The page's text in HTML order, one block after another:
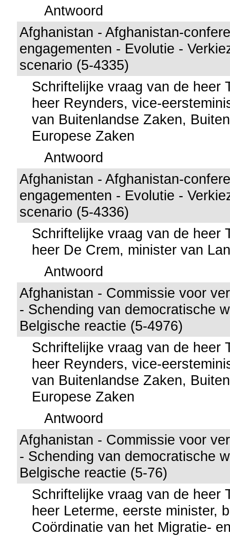
Antwoord
Afghanistan - Afghanistan-
engagementen - Evolutie -
scenario (5-4335)
Schriftelijke vraag van de heer
heer Reynders, vice-
van Buitenlandse Zaken,
Europese Zaken
Antwoord
Afghanistan - Afghanistan-
engagementen - Evolutie -
scenario (5-4336)
Schriftelijke vraag van de heer
heer De Crem, minister van
Antwoord
Afghanistan - Commissie voor
- Schending van democratische
Belgische reactie (5-4976)
Schriftelijke vraag van de heer
heer Reynders, vice-
van Buitenlandse Zaken,
Europese Zaken
Antwoord
Afghanistan - Commissie voor
- Schending van democratische
Belgische reactie (5-76)
Schriftelijke vraag van de heer
heer Leterme, eerste minister,
Coördinatie van het Migratie-